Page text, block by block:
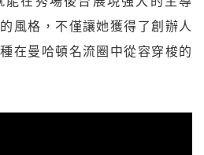
風格，不僅讓她獲得了創辦人
在曼哈頓名流圈中從容穿梭的